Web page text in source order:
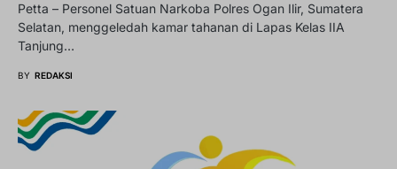
Petta – Personel Satuan Narkoba Polres Ogan Ilir, Sumatera
Selatan, menggeledah kamar tahanan di Lapas Kelas IIA
Tanjung…
BY REDAKSI